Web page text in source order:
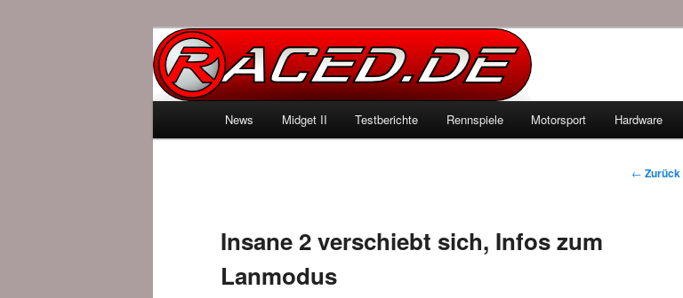
Raced.de
Zum Inhalt wechseln
Zum sekundären Inhalt wechseln
News Midget II Testberichte Rennspiele Motorsport Hardware
← Zurück
Insane 2 verschiebt sich, Infos zum
Lanmodus